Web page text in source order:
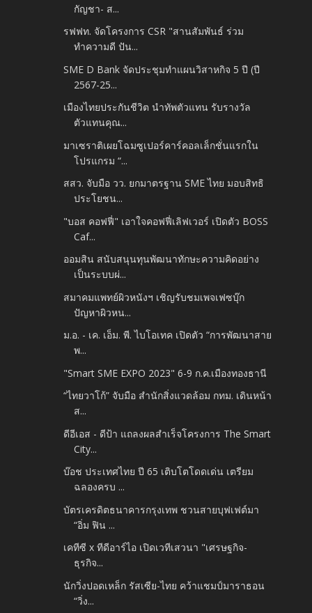
กัญชา- ส...
รฟฟท. จัดโครงการ CSR "สานสัมพันธ์ ร่วม
ทำความดี ปัน...
SME D Bank จัดประชุมทำแผนวิสาหกิจ 5 ปี (ปี
2567-25...
เมืองไทยประกันชีวิต นำทัพตัวแทน รับรางวัล
ตัวแทนคุณ...
มาเซราติเผยโฉมซูเปอร์คาร์คอลเล็กชั่นแรกใน
โปรแกรม “...
สสว. จับมือ วว. ยกมาตรฐาน SME ไทย มอบสิทธิ
ประโยชน...
"บอส คอฟฟี่" เอาใจคอฟฟี่เลิฟเวอร์ เปิดตัว BOSS
Caf...
ออมสิน สนับสนุนทุนพัฒนาทักษะความคิดอย่าง
เป็นระบบผ่...
สมาคมแพทย์ผิวหนังฯ เชิญรับชมเพจเฟซบุ๊ก
ปัญหาผิวหน...
ม.อ. - เค. เอ็ม. พี. ไบโอเทค เปิดตัว “การพัฒนาสาย
พ...
"Smart SME EXPO 2023" 6-9 ก.ค.เมืองทองธานี
“ไทยวาโก้” จับมือ สำนักสิ่งแวดล้อม กทม. เดินหน้า
ส...
ดีอีเอส - ดีป้า แถลงผลสำเร็จโครงการ The Smart
City...
บ๊อช ประเทศไทย ปี 65 เติบโตโดดเด่น เตรียม
ฉลองครบ ...
บัตรเครดิตธนาคารกรุงเทพ ชวนสายบุฟเฟต์มา
“อิ่ม ฟิน ...
เคทีซี x ทีดีอาร์ไอ เปิดเวทีเสวนา "เศรษฐกิจ-
ธุรกิจ...
นักวิ่งปอดเหล็ก รัสเซีย-ไทย คว้าแชมป์มาราธอน
“วิ่ง...